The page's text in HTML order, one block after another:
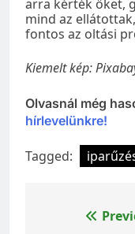
arra kérték őket,
mind az
fontos az oltási
Kiemelt kép:
Olvasnál még
hírlevelünkre!
Tagged:
Bejegyzés